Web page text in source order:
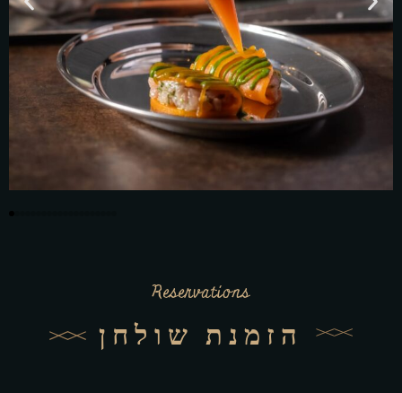
Reservations
הזמנת שולחן